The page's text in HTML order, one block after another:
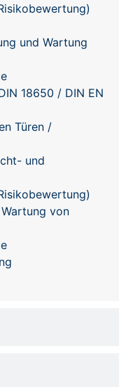
und Wartung
18650 / DIN EN
Türen /
und
von